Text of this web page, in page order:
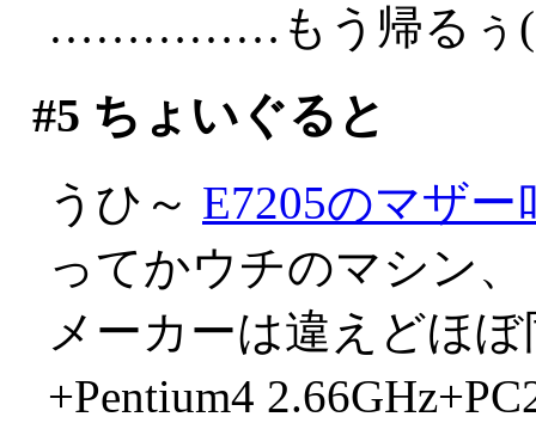
……………もう帰るぅ
#5 ちょいぐると
うひ～ E7205のマザー
ってかウチのマシン、
メーカーは違えどほ
+Pentium4